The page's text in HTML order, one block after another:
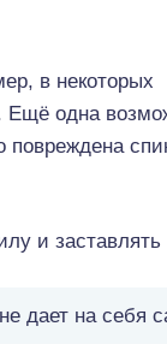
в некоторых
Ещё одна
повреждена
и
дает на себя